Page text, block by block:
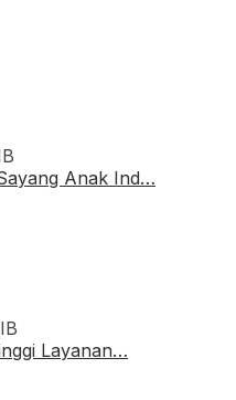
Anak Ind…
Layanan…